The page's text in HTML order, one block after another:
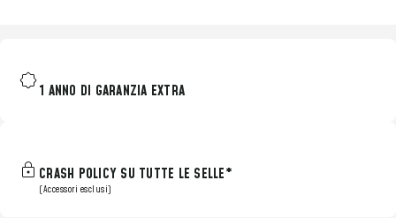
1 ANNO DI GARANZIA EXTRA
CRASH POLICY SU TUTTE LE SELLE*
(Accessori esclusi)